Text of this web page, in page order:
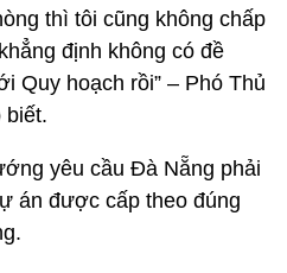
thì tôi cũng không chấp
định không có đề
Quy hoạch rồi” – Phó Thủ
yêu cầu Đà Nẵng phải
án được cấp theo đúng